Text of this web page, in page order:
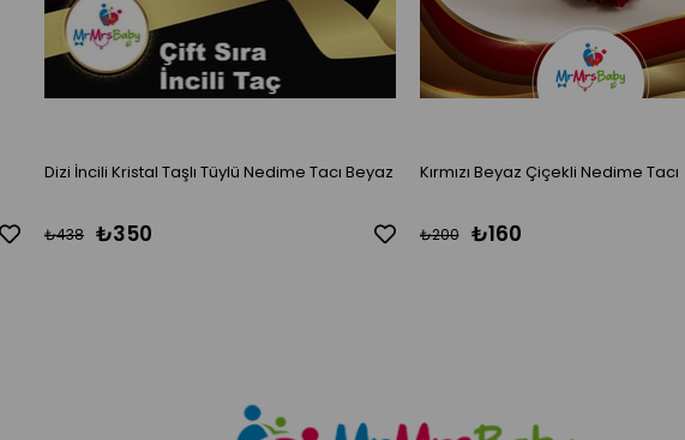
Dizi İncili Kristal Taşlı Tüylü Nedime Tacı Beyaz
₺350
₺438
Kırmızı Beyaz Çiçekli Nedime Tacı
₺160
₺200